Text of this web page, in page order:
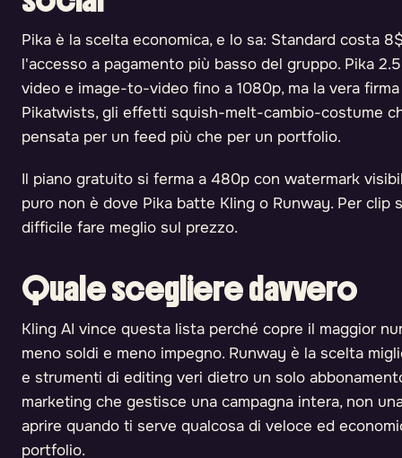
Pika è la scelta economica, e lo sa: Standard costa
l'accesso a pagamento più basso del gruppo. Pika
video e image-to-video fino a 1080p, ma la vera
Pikatwists, gli effetti squish-melt-cambio-costume
pensata per un feed più che per un portfolio.
Il piano gratuito si ferma a 480p con watermark
puro non è dove Pika batte Kling o Runway. Per clip
difficile fare meglio sul prezzo.
Quale scegliere davvero
Kling AI vince questa lista perché copre il maggior
meno soldi e meno impegno. Runway è la scelta
e strumenti di editing veri dietro un solo
marketing che gestisce una campagna intera, non
aprire quando ti serve qualcosa di veloce ed
portfolio.